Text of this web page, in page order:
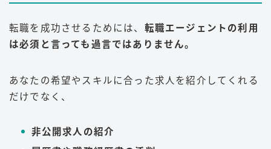
転職を成功させるためには、 転職エージェントの利用
は必須と言っても過言ではありません。
あなたの希望やスキルに合った求人を紹介してくれる
だけでなく、
非公開求人の紹介